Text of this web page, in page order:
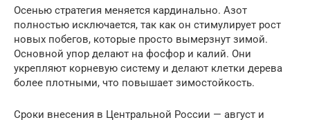
Осенью стратегия меняется кардинально. Азот
полностью исключается, так как он стимулирует рост
новых побегов, которые просто вымерзнут зимой.
Основной упор делают на фосфор и калий. Они
укрепляют корневую систему и делают клетки дерева
более плотными, что повышает зимостойкость.
Сроки внесения в Центральной России — август и